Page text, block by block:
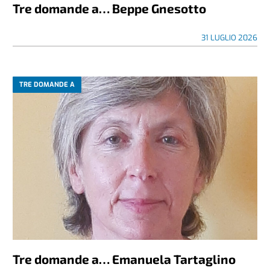
Tre domande a… Beppe Gnesotto
31 LUGLIO 2026
TRE DOMANDE A
Tre domande a… Emanuela Tartaglino